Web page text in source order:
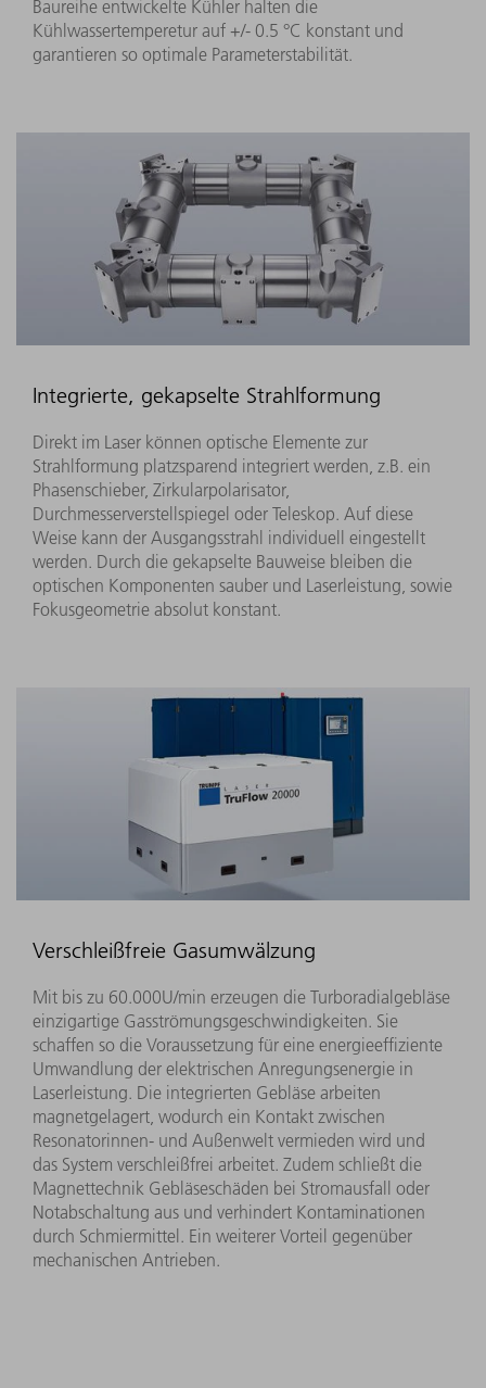
Baureihe entwickelte Kühler halten die
Kühlwassertemperetur auf +/- 0.5 °C konstant und
garantieren so optimale Parameterstabilität.
Integrierte, gekapselte Strahlformung
Direkt im Laser können optische Elemente zur
Strahlformung platzsparend integriert werden, z.B. ein
Phasenschieber, Zirkularpolarisator,
Durchmesserverstellspiegel oder Teleskop. Auf diese
Weise kann der Ausgangsstrahl individuell eingestellt
werden. Durch die gekapselte Bauweise bleiben die
optischen Komponenten sauber und Laserleistung, sowie
Fokusgeometrie absolut konstant.
Verschleißfreie Gasumwälzung
Mit bis zu 60.000U/min erzeugen die Turboradialgebläse
einzigartige Gasströmungsgeschwindigkeiten. Sie
schaffen so die Voraussetzung für eine energieeffiziente
Umwandlung der elektrischen Anregungsenergie in
Laserleistung. Die integrierten Gebläse arbeiten
magnetgelagert, wodurch ein Kontakt zwischen
Resonatorinnen- und Außenwelt vermieden wird und
das System verschleißfrei arbeitet. Zudem schließt die
Magnettechnik Gebläseschäden bei Stromausfall oder
Notabschaltung aus und verhindert Kontaminationen
durch Schmiermittel. Ein weiterer Vorteil gegenüber
mechanischen Antrieben.